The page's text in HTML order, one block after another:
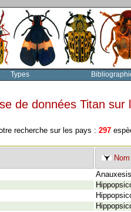
Types
de données Titan
recherche sur les pays : 297